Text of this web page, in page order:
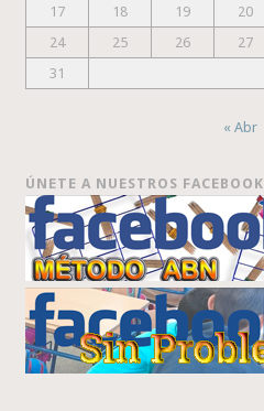
17
18 19 20
24
25 26 27
31
« Abr
ÚNETE A NUESTROS FACEBOOK